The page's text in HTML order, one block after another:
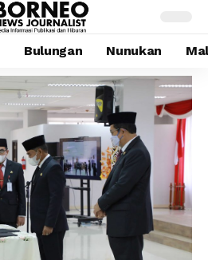
Bulungan Nunukan